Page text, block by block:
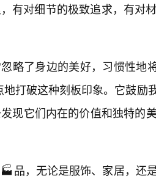
有对细节的极致追求，有对
略了身边的美好，习惯性地
地打破这种刻板印象。它鼓
现它们内在的价值和独特的
品，无论是服饰、家居，还